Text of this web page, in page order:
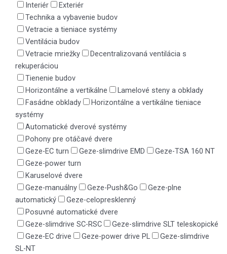
Interiér
Exteriér
Technika a vybavenie budov
Vetracie a tieniace systémy
Ventilácia budov
Vetracie mriežky
Decentralizovaná ventilácia s
rekuperáciou
Tienenie budov
Horizontálne a vertikálne
Lamelové steny a obklady
Fasádne obklady
Horizontálne a vertikálne tieniace
systémy
Automatické dverové systémy
Pohony pre otáčavé dvere
Geze-EC turn
Geze-slimdrive EMD
Geze-TSA 160 NT
Geze-power turn
Karuselové dvere
Geze-manuálny
Geze-Push&Go
Geze-plne
automatický
Geze-celopresklenný
Posuvné automatické dvere
Geze-slimdrive SC-RSC
Geze-slimdrive SLT teleskopické
Geze-EC drive
Geze-power drive PL
Geze-slimdrive
SL-NT